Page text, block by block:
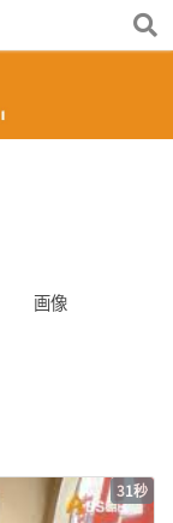
画像
31秒